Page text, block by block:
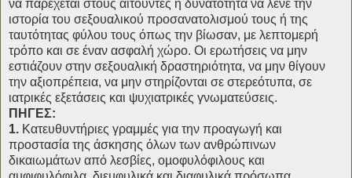
να παρέχεται στους αιτούντες η δυνατότητα να λένε την
ιστορία του σεξουαλικού προσανατολισμού τους ή της
ταυτότητας φύλου τους όπως την βίωσαν, με λεπτομερή
τρόπο και σε έναν ασφαλή χώρο. Οι ερωτήσεις να μην
εστιάζουν στην σεξουαλική δραστηριότητα, να μην θίγουν
την αξιοπρέπεια, να μην στηρίζονται σε στερεότυπα, σε
ιατρικές εξετάσεις και ψυχιατρικές γνωματεύσεις.
ΠΗΓΕΣ:
1. Κατευθυντήριες γραμμές για την προαγωγή και
προστασία της άσκησης όλων των ανθρώπινων
δικαιωµάτων από λεσβίες, οµοφυλόφιλους και